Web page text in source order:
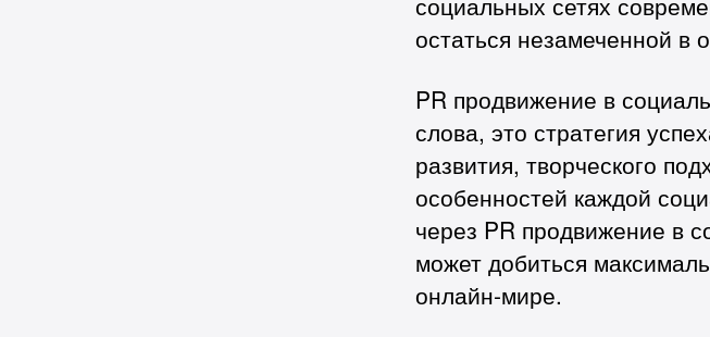
остаться незамеченной
PR продвижение в
слова, это стратегия
развития, творческого
особенностей каждой
через PR продвижение в
может добиться
онлайн-мире.